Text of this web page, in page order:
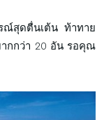
ณ์สุดตื่นเต้น ท้าทาย
กกว่า 20 อัน รอคุณ